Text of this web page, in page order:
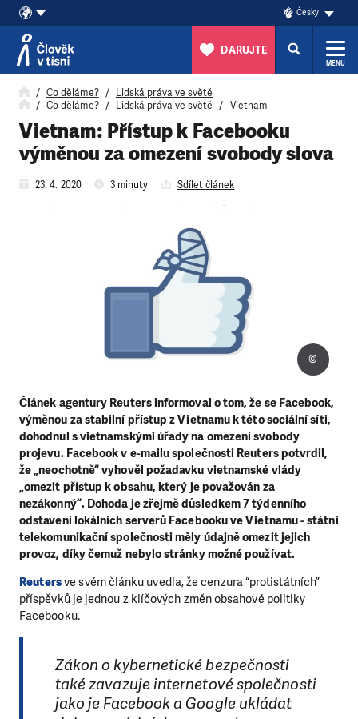
Přeskočit na obsah
Česky
DARUJTE
MENU
Co děláme?
Lidská práva ve světě
Co děláme?
Lidská práva ve světě Vietnam
Vietnam: Přístup k Facebooku
výměnou za omezení svobody slova
23. 4. 2020 3 minuty Sdílet článek
Článek agentury Reuters informoval o tom, že se Facebook,
výměnou za stabilní přístup z Vietnamu k této sociální síti,
dohodnul s vietnamskými úřady na omezení svobody
projevu. Facebook v e-mailu společnosti Reuters potvrdil,
že „neochotně“ vyhověl požadavku vietnamské vlády
„omezit přístup k obsahu, který je považován za
nezákonný“. Dohoda je zřejmě důsledkem 7 týdenního
odstavení lokálních serverů Facebooku ve Vietnamu - státní
telekomunikační společnosti měly údajně omezit jejich
provoz, díky čemuž nebylo stránky možné používat.
©
Reutersve svém článku uvedla, že cenzura “protistátních”
příspěvků je jednou z klíčových změn obsahové politiky
Facebooku.
Zákon o kybernetické bezpečnosti
také zavazuje internetové společnosti
jako je Facebook a Google ukládat